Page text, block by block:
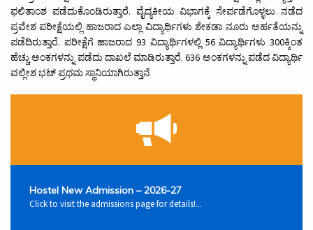
ಫಲಿತಾಂಶ ಪಡೆದುಕೊಂಡಿರುತ್ತಾರೆ. ವೈದ್ಯಕೀಯ ವಿಭಾಗಕ್ಕೆ ಸೇರ್ಪಡೆಗೊಳ್ಳಲು ನಡೆದ
ಪ್ರವೇಶ ಪರೀಕ್ಷೆಯಲ್ಲಿ ಹಾಜರಾದ ಎಲ್ಲಾ ವಿದ್ಯಾರ್ಥಿಗಳು ಶೇಕಡಾ ನೂರು ಅರ್ಹತೆಯನ್ನು
ಪಡೆದಿರುತ್ತಾರೆ. ಪರೀಕ್ಷೆಗೆ ಹಾಜರಾದ 93 ವಿದ್ಯಾರ್ಥಿಗಳಲ್ಲಿ 56 ವಿದ್ಯಾರ್ಥಿಗಳು 300ಕ್ಕಿಂತ
ಹೆಚ್ಚು ಅಂಕಗಳನ್ನು ಪಡೆದು ದಾಖಲೆ ಮಾಡಿರುತ್ತಾರೆ. 636 ಅಂಕಗಳನ್ನು ಪಡೆದ ವಿದ್ಯಾರ್ಥಿ
ವಲ್ಲೀಶ ಭಟ್ ಪ್ರಥಮ ಸ್ಥಾನಿಯಾಗಿರುತ್ತಾನೆ
Hostel New Admission – 2026-27
Click to visit the admissions page for details!...